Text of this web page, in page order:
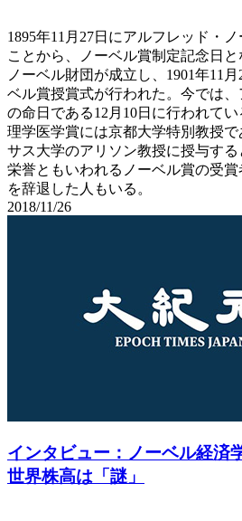
1895年11月27日にアルフレッド・
ことから、ノーベル賞制定記念日
ノーベル財団が成立し、1901年11
ベル賞授賞式が行われた。今では
の命日である12月10日に行われて
理学医学賞には京都大学特別教授
サス大学のアリソン教授に授与す
栄誉ともいわれるノーベル賞の受
を辞退した人もいる。
2018/11/26
インタビュー：ノーベル経済
世界株高は「謎」